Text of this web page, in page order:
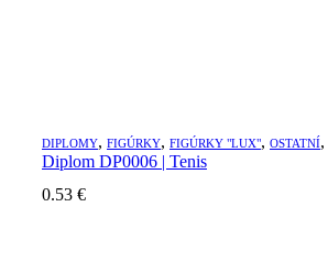
DIPLOMY, FIGÚRKY, FIGÚRKY "LUX", OSTATNÍ,
Diplom DP0006 | Tenis
0.53 €